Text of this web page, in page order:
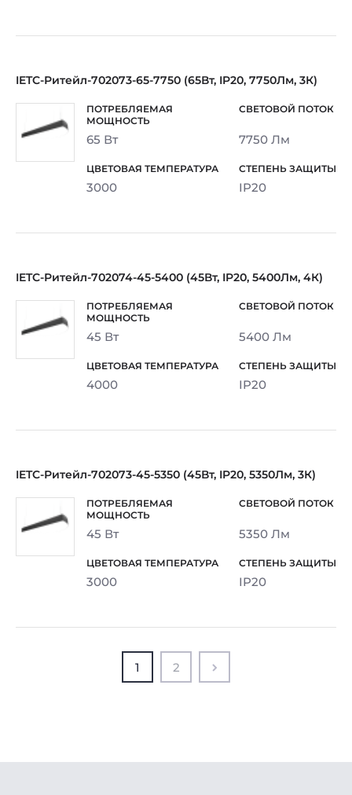
IETC-Ритейл-702073-65-7750 (65Вт, IP20, 7750Лм, 3К)
65 Вт 7750 Лм
3000 IP20
IETC-Ритейл-702074-45-5400 (45Вт, IP20, 5400Лм, 4К)
45 Вт 5400 Лм
4000 IP20
IETC-Ритейл-702073-45-5350 (45Вт, IP20, 5350Лм, 3К)
45 Вт 5350 Лм
3000 IP20
1 2